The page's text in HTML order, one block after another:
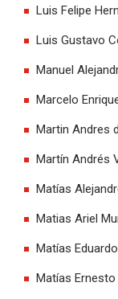
Luis Felipe
Luis Gustavo
Manuel
Marcelo
Martin Andres
Martín Andrés
Matías
Matias Ariel
Matías
Matías